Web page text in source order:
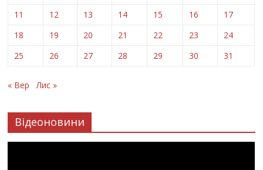
11
12 13 14 15 16
17
18
19 20 21 22 23
24
25
26 27 28 29 30 31
« Вер Лис »
Відеоновини